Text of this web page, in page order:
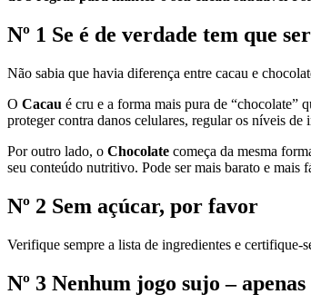
Nº 1 Se é de verdade tem que
Não sabia que havia diferença entre cacau e
O Cacau é cru e a forma mais pura de “chocolate”
proteger contra danos celulares, regular os níveis
Por outro lado, o Chocolate começa da mesma
seu conteúdo nutritivo. Pode ser mais barato e mais
Nº 2 Sem açúcar, por favor
Verifique sempre a lista de ingredientes e certifique-
Nº 3 Nenhum jogo sujo –